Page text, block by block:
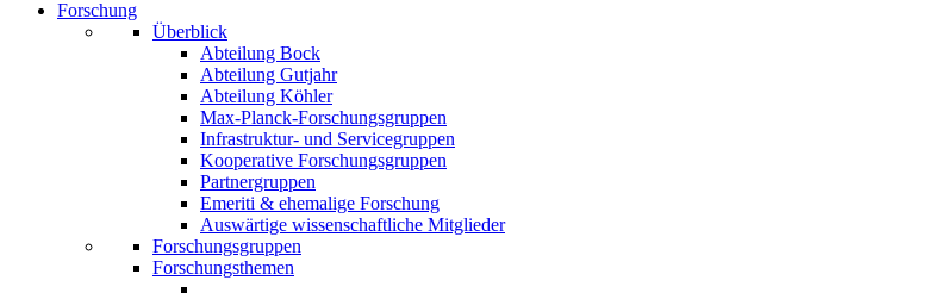
Forschung
Überblick
Abteilung Bock
Abteilung Gutjahr
Abteilung Köhler
Max-Planck-Forschungsgruppen
Infrastruktur- und Servicegruppen
Kooperative Forschungsgruppen
Partnergruppen
Emeriti & ehemalige Forschung
Auswärtige wissenschaftliche Mitglieder
Forschungsgruppen
Forschungsthemen